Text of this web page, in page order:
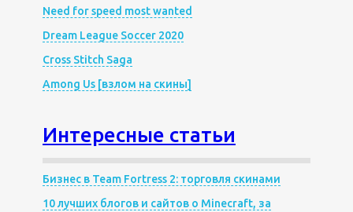
Need for speed most wanted
Dream League Soccer 2020
Cross Stitch Saga
Among Us [взлом на скины]
Интересные статьи
Бизнес в Team Fortress 2: торговля скинами
10 лучших блогов и сайтов о Minecraft, за